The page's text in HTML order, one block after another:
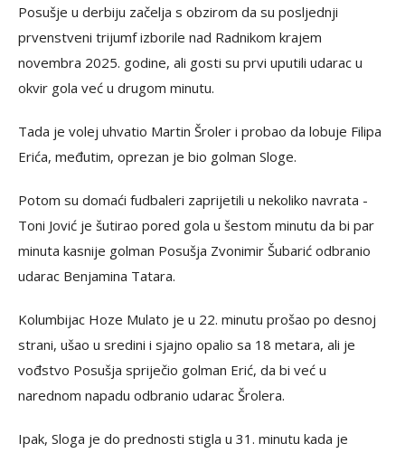
Posušje u derbiju začelja s obzirom da su posljednji
prvenstveni trijumf izborile nad Radnikom krajem
novembra 2025. godine, ali gosti su prvi uputili udarac u
okvir gola već u drugom minutu.
Tada je volej uhvatio Martin Šroler i probao da lobuje Filipa
Erića, međutim, oprezan je bio golman Sloge.
Potom su domaći fudbaleri zaprijetili u nekoliko navrata -
Toni Jović je šutirao pored gola u šestom minutu da bi par
minuta kasnije golman Posušja Zvonimir Šubarić odbranio
udarac Benjamina Tatara.
Kolumbijac Hoze Mulato je u 22. minutu prošao po desnoj
strani, ušao u sredini i sjajno opalio sa 18 metara, ali je
vođstvo Posušja spriječio golman Erić, da bi već u
narednom napadu odbranio udarac Šrolera.
Ipak, Sloga je do prednosti stigla u 31. minutu kada je